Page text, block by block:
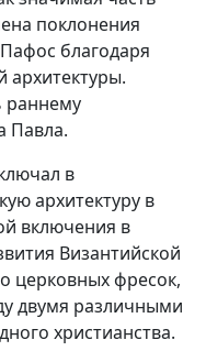
поклонения
благодаря
раннему
Павла.
в
архитектуру в
включения в
Византийской
церковных фресок,
двумя различными
христианства.